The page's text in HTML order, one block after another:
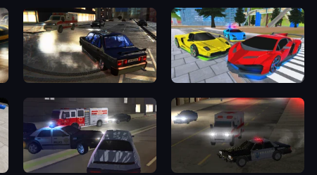
City Classic Car Driving: 131 Real Cars Extreme Racing
City Car Driving Simulator 3 City Car Driving Simulator 2